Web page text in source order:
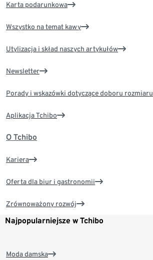
Karta podarunkowa
Wszystko na temat kawy
Utylizacja i skład naszych artykułów
Newsletter
Porady i wskazówki dotyczące doboru rozmiaru
Aplikacja Tchibo
O Tchibo
Kariera
Oferta dla biur i gastronomii
Zrównoważony rozwój
Najpopularniejsze w Tchibo
Moda damska